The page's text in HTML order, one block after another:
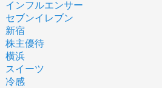
インフルエンサー
セブンイレブン
新宿
株主優待
横浜
スイーツ
冷感